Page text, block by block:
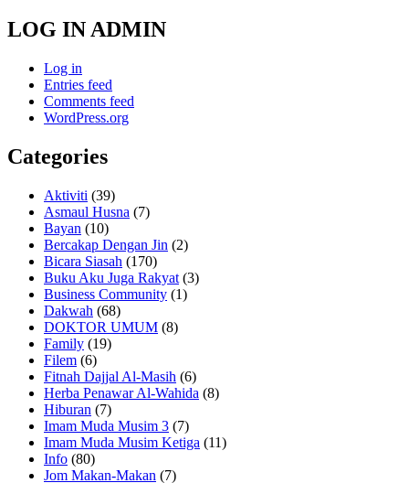
LOG IN ADMIN
Log in
Entries feed
Comments feed
WordPress.org
Categories
Aktiviti (39)
Asmaul Husna (7)
Bayan (10)
Bercakap Dengan Jin (2)
Bicara Siasah (170)
Buku Aku Juga Rakyat (3)
Business Community (1)
Dakwah (68)
DOKTOR UMUM (8)
Family (19)
Filem (6)
Fitnah Dajjal Al-Masih (6)
Herba Penawar Al-Wahida (8)
Hiburan (7)
Imam Muda Musim 3 (7)
Imam Muda Musim Ketiga (11)
Info (80)
Jom Makan-Makan (7)